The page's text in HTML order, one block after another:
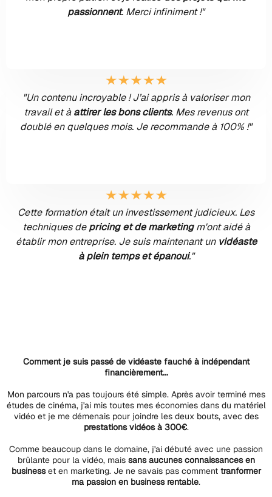
passionnent. Merci infiniment !"
"Un contenu incroyable ! J’ai appris à valoriser mon
travail et àattirer les bons clients. Mes revenus ont
doublé en quelques mois. Je recommande à 100% !"
Cette formation était un investissement judicieux. Les
techniques depricing et de marketingm'ont aidé à
établir mon entreprise. Je suis maintenant un vidéaste
à plein temps et épanoui."
Comment je suis passé de vidéaste fauché à indépendant
financièrement...
Mon parcours n'a pas toujours été simple. Après avoir terminé mes
études de cinéma, j'ai mis toutes mes économies dans du matériel
vidéo et je me démenais pour joindre les deux bouts, avec des
prestations vidéos à 300€.
Comme beaucoup dans le domaine, j'ai débuté avec une passion
brûlante pour la vidéo, mais sans aucunes connaissances en
businesset en marketing. Je ne savais pas comment tranformer
ma passion en business rentable.